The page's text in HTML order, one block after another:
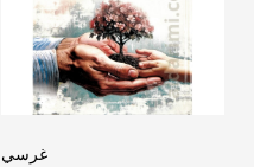
غرسي